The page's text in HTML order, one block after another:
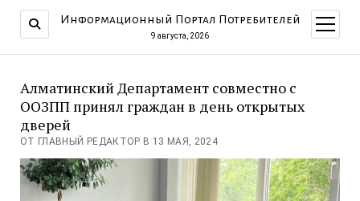
Информационный Портал Потребителей
9 августа, 2026
меню
Алматинский Департамент совместно с
ООЗПП принял граждан в день открытых
дверей
ОТ ГЛАВНЫЙ РЕДАКТОР В 13 МАЯ, 2024